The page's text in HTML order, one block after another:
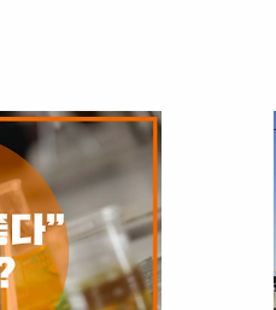
했던 것보다 더 가벼
personalit..